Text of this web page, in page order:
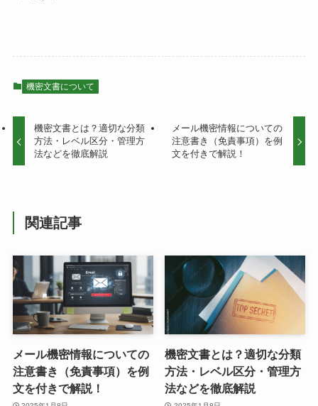
機密文書について
機密文書とは？適切な分類
方法・レベル区分・管理方
法などを徹底解説
メール機密情報についての
注意書き（免責事項）を例
文を付きで解説！
関連記事
メール機密情報についての
注意書き（免責事項）を例
文を付きで解説！
機密文書とは？適切な分類
方法・レベル区分・管理方
法などを徹底解説